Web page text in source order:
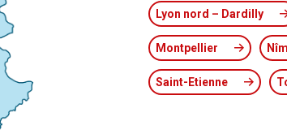
Lyon nord – Dardilly
Montpellier
Saint-Etienne